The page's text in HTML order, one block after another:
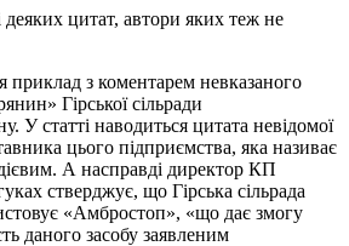
деяких цитат, автори яких теж не
приклад з коментарем невказаного
Гірської сільради
У статті наводиться цитата невідомої
цього підприємства, яка називає
А насправді директор КП
стверджує, що Гірська сільрада
«Амбростоп», «що дає змогу
даного засобу заявленим